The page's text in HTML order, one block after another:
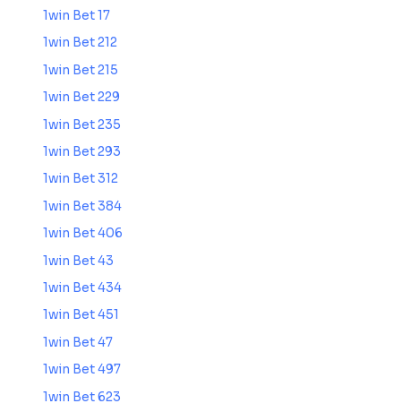
1win Bet 17
1win Bet 212
1win Bet 215
1win Bet 229
1win Bet 235
1win Bet 293
1win Bet 312
1win Bet 384
1win Bet 406
1win Bet 43
1win Bet 434
1win Bet 451
1win Bet 47
1win Bet 497
1win Bet 623